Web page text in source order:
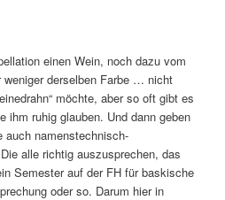
einen Wein, noch dazu vom
weniger derselben Farbe … nicht
möchte, aber so oft gibt es
ihm ruhig glauben. Und dann geben
auch namenstechnisch-
alle richtig auszusprechen, das
Semester auf der FH für baskische
oder so. Darum hier in